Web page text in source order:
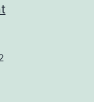
Regatistes